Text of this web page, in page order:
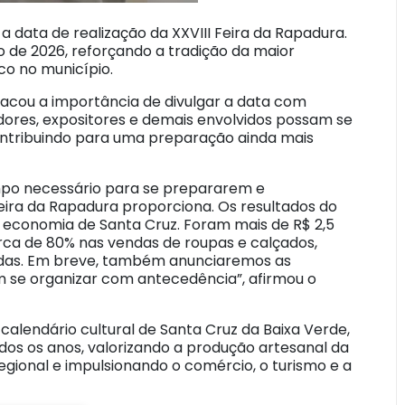
data de realização da XXVIII Feira da Rapadura.
de 2026, reforçando a tradição da maior
no município.
a importância de divulgar a data com
expositores e demais envolvidos possam se
para uma preparação ainda mais
necessário para se prepararem e
da Rapadura proporciona. Os resultados do
de Santa Cruz. Foram mais de R$ 2,5
de 80% nas vendas de roupas e calçados,
Em breve, também anunciaremos as
organizar com antecedência”, afirmou o
cultural de Santa Cruz da Baixa Verde,
os anos, valorizando a produção artesanal da
e impulsionando o comércio, o turismo e a